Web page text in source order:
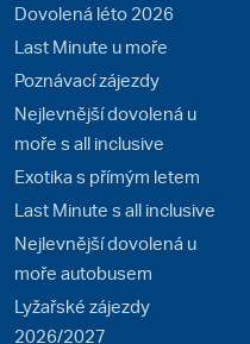
Dovolená léto 2026
Last Minute u moře
Poznávací zájezdy
Nejlevnější dovolená u
moře s all inclusive
Exotika s přímým letem
Last Minute s all inclusive
Nejlevnější dovolená u
moře autobusem
Lyžařské zájezdy
2026/2027